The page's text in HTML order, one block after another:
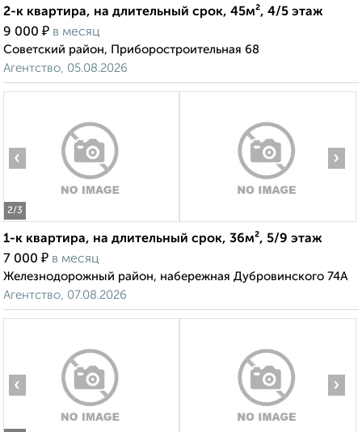
2-к квартира, на длительный срок, 45м², 4/5 этаж
9 000 ₽ в месяц
Советский район, Приборостроительная 68
Агентство, 05.08.2026
2/3
‹ ›
1-к квартира, на длительный срок, 36м², 5/9 этаж
7 000 ₽ в месяц
Железнодорожный район, набережная Дубровинского 74А
Агентство, 07.08.2026
‹ ›